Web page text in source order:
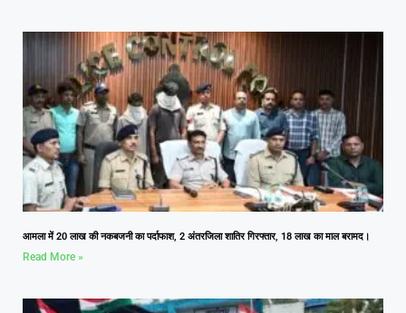
आमला में 20 लाख की नकबजनी का पर्दाफाश, 2 अंतरजिला शातिर गिरफ्तार, 18 लाख का माल बरामद।
Read More »